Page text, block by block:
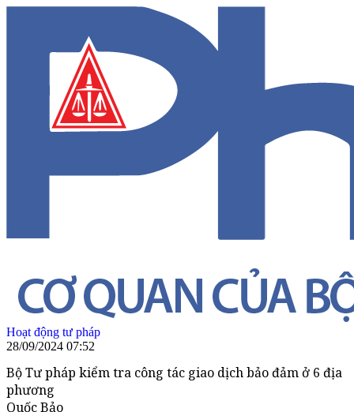
Hoạt động tư pháp
28/09/2024 07:52
Bộ Tư pháp kiểm tra công tác giao dịch bảo đảm ở 6 địa
phương
Quốc Bảo